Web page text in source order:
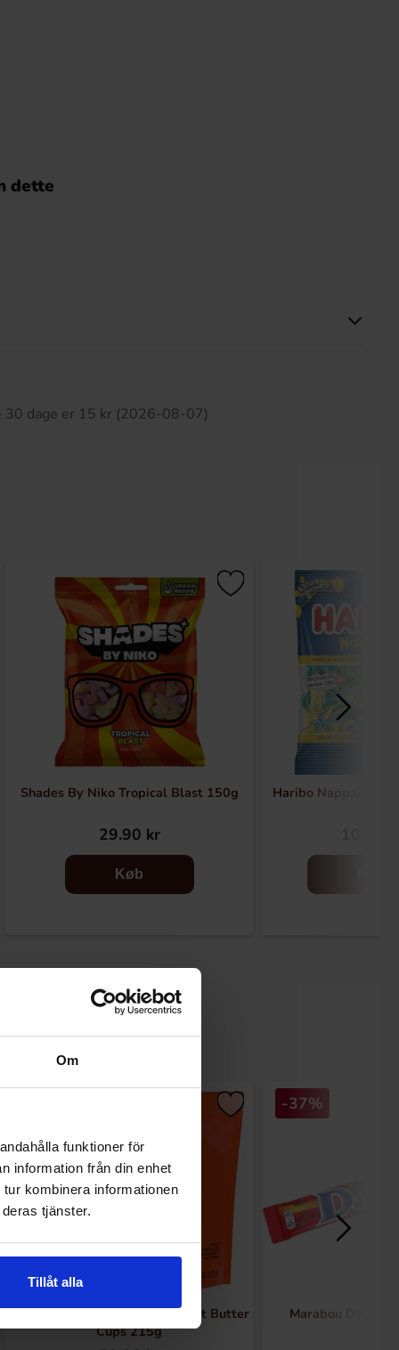
Om
funktioner för
information från din enhet
kombinera informationen
tjänster.
Tillåt alla
dette
30 dage er 15 kr (2026-08-07)
Shades By Niko Tropical Blast 150g
29.90 kr
Køb
Haribo Nappar Blå
Reeses Minis Unwrapped Peanut Butter
Cups 215g
-37%
Marabou Daim